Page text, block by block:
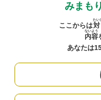
みまも
ここからは
たい
内容
ないよう
あなたは